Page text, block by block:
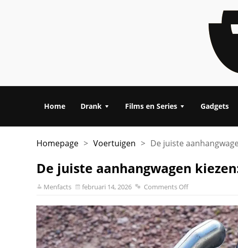
Home Drank Films en Series Gadgets
Homepage > Voertuigen > De juiste
De juiste aanhangwagen
Menfacts februari 14, 2026 Comments Off